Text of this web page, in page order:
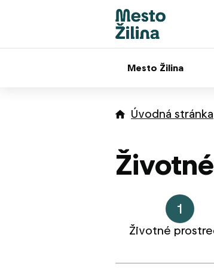
Mesto Žilina
Úvodná stránka
1
Životné